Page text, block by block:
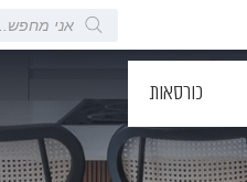
Products
search
כורסאות